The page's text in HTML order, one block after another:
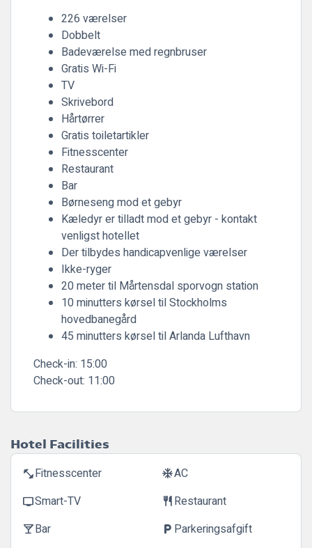
226 værelser
Dobbelt
Badeværelse med regnbruser
Gratis Wi-Fi
TV
Skrivebord
Hårtørrer
Gratis toiletartikler
Fitnesscenter
Restaurant
Bar
Børneseng mod et gebyr
Kæledyr er tilladt mod et gebyr - kontakt
venligst hotellet
Der tilbydes handicapvenlige værelser
Ikke-ryger
20 meter til Mårtensdal sporvogn station
10 minutters kørsel til Stockholms
hovedbanegård
45 minutters kørsel til Arlanda Lufthavn
Check-in: 15:00
Check-out: 11:00
Hotel Facilities
fitness_centerFitnesscenter ac_unitAC
tvSmart-TV restaurantRestaurant
local_barBar local_parking Parkeringsafgift